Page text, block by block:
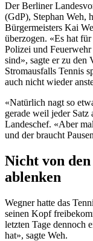
Der Berliner
(GdP), Stephan Weh,
Bürgermeisters Kai
überzogen. «Es hat
Polizei und
sind», sagte er zu den
Stromausfalls Tennis
auch nicht wieder
«Natürlich nagt so
gerade weil jeder
Landeschef. «Aber
und der braucht
Nicht von
ablenken
Wegner hatte das
seinen Kopf
letzten Tage dennoch
hat», sagte Weh.